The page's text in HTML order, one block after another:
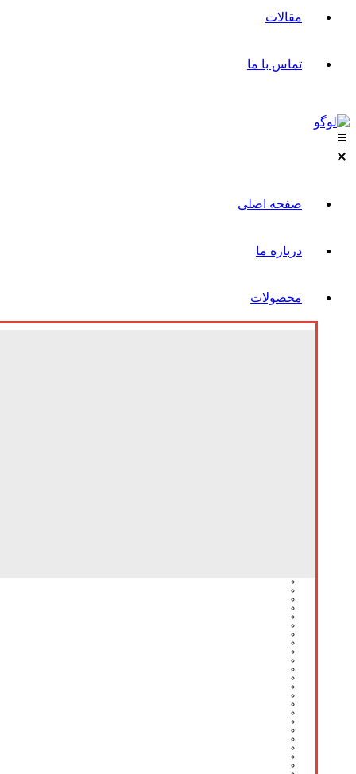
مقالات
تماس با ما
صفحه اصلی
درباره ما
محصولات